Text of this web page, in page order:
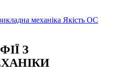
механіка Якість ОС
З